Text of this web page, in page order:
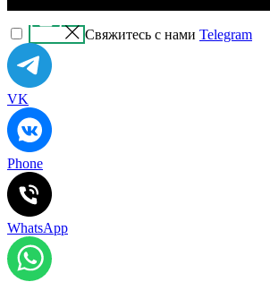
Свяжитесь с нами Telegram
VK
Phone
WhatsApp